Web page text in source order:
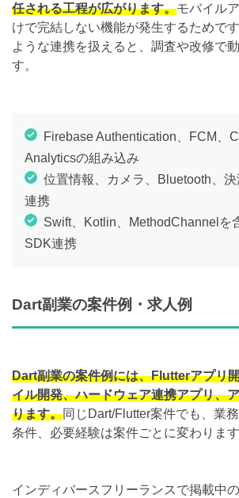
任される工程が広がります。モバイル
けで完結しない機能が発生するためで
ような連携を扱えると、調査や改修で
す。
Firebase Authentication、FCM、
Analyticsの組み込み
位置情報、カメラ、Bluetooth、
連携
Swift、Kotlin、MethodChannelを
SDK連携
Dart副業の案件例・求人例
Dart副業の案件例には、Flutterアプリ
イル開発、ハードウェア連携アプリ、
ります。同じDart/Flutter案件でも、業
条件、必要経験は案件ごとに変わります
インディバースフリーランスで掲載中